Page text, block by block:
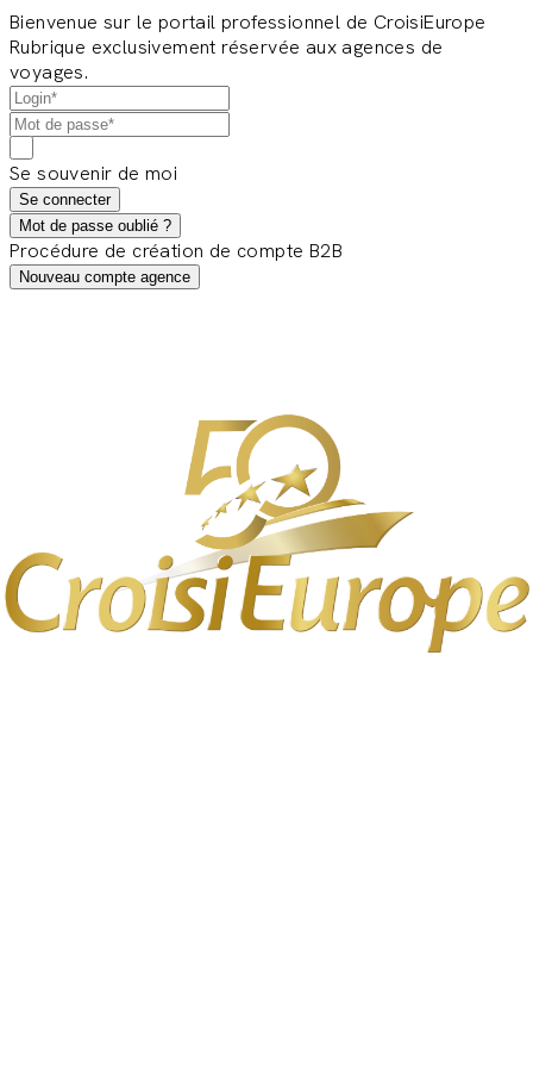
Bienvenue sur le portail professionnel de CroisiEurope
Rubrique exclusivement réservée aux agences de
voyages.
Se souvenir de moi
Se connecter
Mot de passe oublié ?
Procédure de création de compte B2B
Nouveau compte agence